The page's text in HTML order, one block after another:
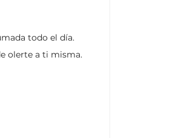
todo el día.
olerte a ti misma.